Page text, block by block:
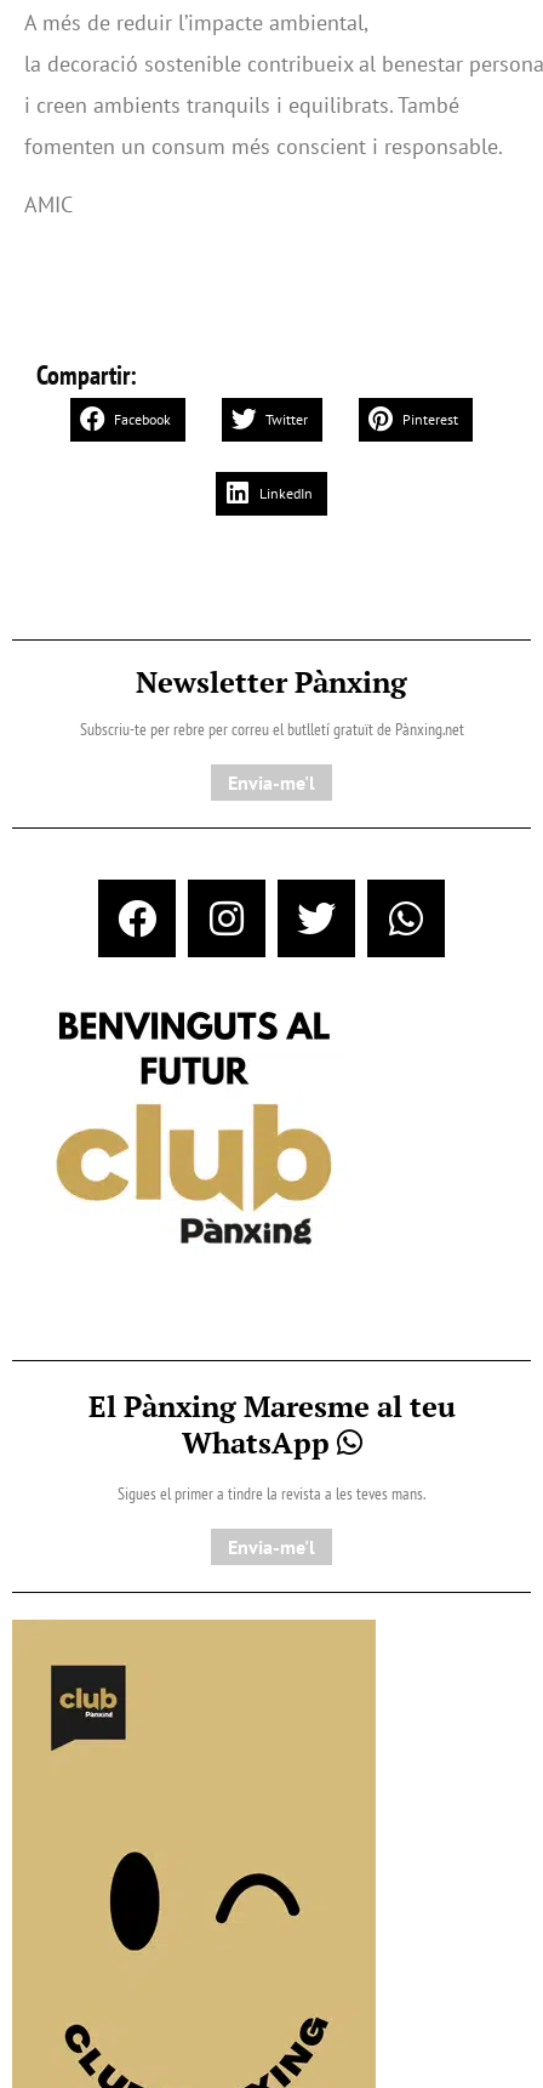
A més de reduir l’impacte ambiental,
la decoració sostenible contribueix al benestar
i creen ambients tranquils i equilibrats. També
fomenten un consum més conscient i responsable.
AMIC
Compartir:
Facebook Twitter Pinterest
LinkedIn
Newsletter Pànxing
Subscriu-te per rebre per correu el butlletí gratuït de Pànxing.net​
Envia-me'l
El Pànxing Maresme al teu
WhatsApp
Sigues el primer a tindre la revista a les teves mans.
Envia-me'l